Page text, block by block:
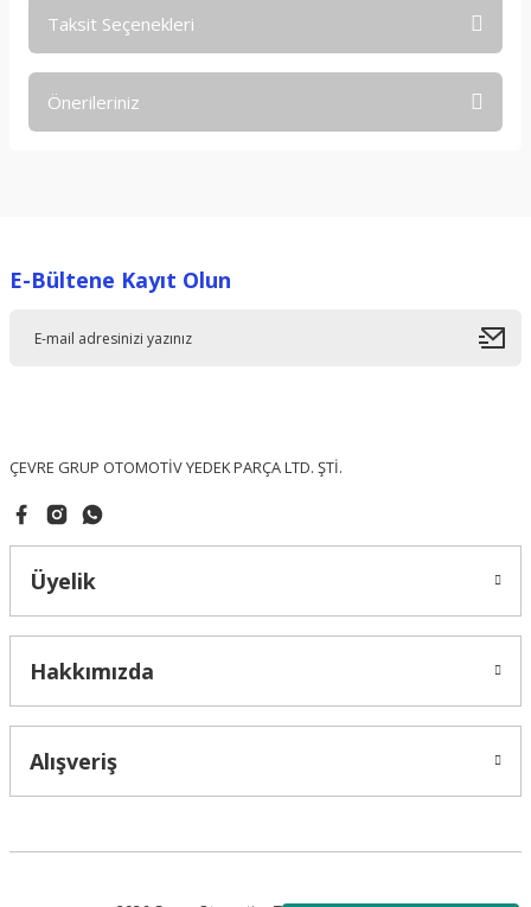
Taksit Seçenekleri
Önerileriniz
Ürün resmi kalitesiz, bozuk veya görüntülenemiyor.
E-Bültene Kayıt Olun
ÇEVRE GRUP OTOMOTİV YEDEK PARÇA LTD. ŞTİ.
Üyelik
Hakkımızda
Alışveriş